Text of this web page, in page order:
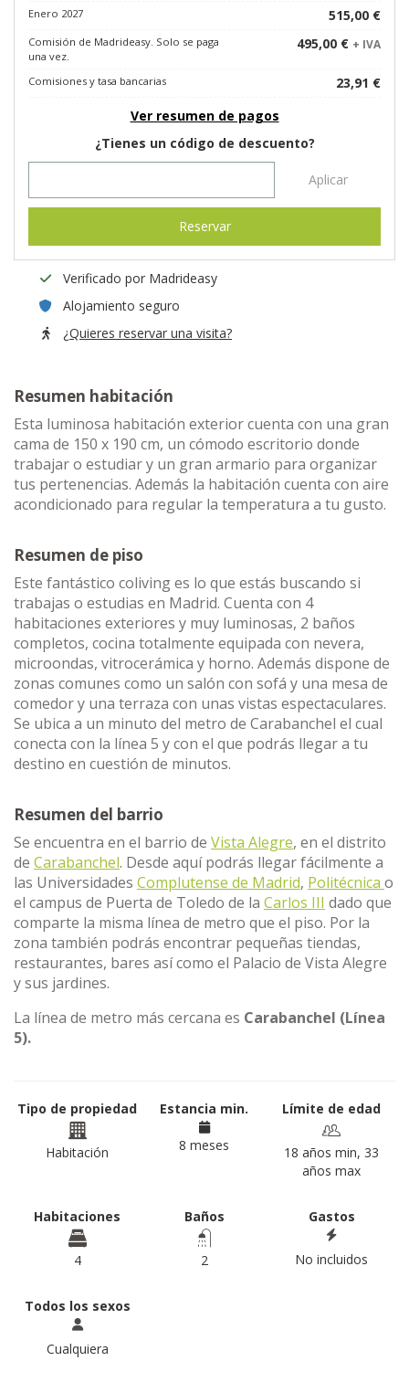
Enero 2027 515,00 €
Comisión de Madrideasy. Solo se paga
una vez.
495,00 € + IVA
Comisiones y tasa bancarias
23,91 €
Ver resumen de pagos
¿Tienes un código de descuento?
Aplicar
Reservar
Verificado por Madrideasy
Alojamiento seguro
¿Quieres reservar una visita?
Resumen habitación
Esta luminosa habitación exterior cuenta con una gran
cama de 150 x 190 cm, un cómodo escritorio donde
trabajar o estudiar y un gran armario para organizar
tus pertenencias. Además la habitación cuenta con aire
acondicionado para regular la temperatura a tu gusto.
Resumen de piso
Este fantástico coliving es lo que estás buscando si
trabajas o estudias en Madrid. Cuenta con 4
habitaciones exteriores y muy luminosas, 2 baños
completos, cocina totalmente equipada con nevera,
microondas, vitrocerámica y horno. Además dispone de
zonas comunes como un salón con sofá y una mesa de
comedor y una terraza con unas vistas espectaculares.
Se ubica a un minuto del metro de Carabanchel el cual
conecta con la línea 5 y con el que podrás llegar a tu
destino en cuestión de minutos.
Resumen del barrio
Se encuentra en el barrio de Vista Alegre, en el distrito
de Carabanchel. Desde aquí podrás llegar fácilmente a
las Universidades Complutense de Madrid, Politécnica o
el campus de Puerta de Toledo de la Carlos III dado que
comparte la misma línea de metro que el piso. Por la
zona también podrás encontrar pequeñas tiendas,
restaurantes, bares así como el Palacio de Vista Alegre
y sus jardines.
La línea de metro más cercana es Carabanchel (Línea
5).
Tipo de propiedad
Habitación
Estancia min.
8 meses
Límite de edad
18 años min, 33
años max
Habitaciones
4
Baños
2
Gastos
No incluidos
Todos los sexos
Cualquiera